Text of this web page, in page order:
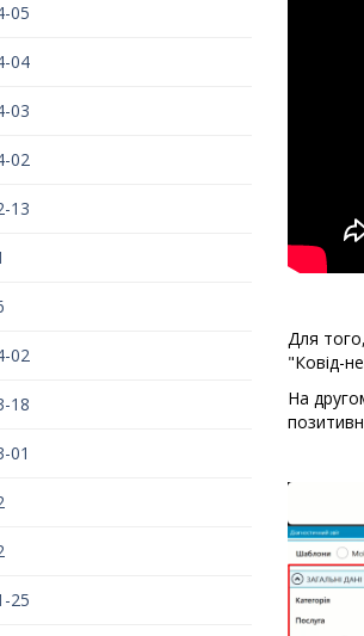
05
04
03
02
13
02
18
01
25
Для
"Ковід-
На